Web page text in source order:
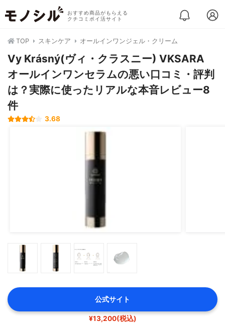
おすすめ商品がもらえる
クチコミポイ活サイト
TOP スキンケア オールインワンジェル・クリーム
Vy Krásný(ヴィ・クラスニー) VKSARA
オールインワンセラムの悪い口コミ・評判
は？実際に使ったリアルな本音レビュー8
件
3.68
公式サイト
¥13,200(税込)